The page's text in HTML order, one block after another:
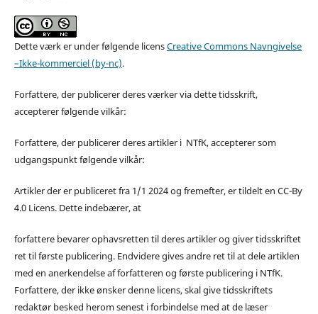
Dette værk er under følgende licensCreative Commons Navngivelse
–Ikke-kommerciel (by-nc).
Forfattere, der publicerer deres værker via dette tidsskrift,
accepterer følgende vilkår:
Forfattere, der publicerer deres artikler i NTfK, accepterer som
udgangspunkt følgende vilkår:
Artikler der er publiceret fra 1/1 2024 og fremefter, er tildelt en CC-By
4.0 Licens. Dette indebærer, at
forfattere bevarer ophavsretten til deres artikler og giver tidsskriftet
ret til første publicering. Endvidere gives andre ret til at dele artiklen
med en anerkendelse af forfatteren og første publicering i NTfK.
Forfattere, der ikke ønsker denne licens, skal give tidsskriftets
redaktør besked herom senest i forbindelse med at de læser